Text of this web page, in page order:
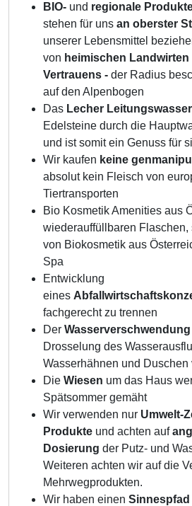
BIO- und regionale
stehen für uns an oberster
unserer Lebensmittel
von heimischen
Vertrauens - der Radius
auf den Alpenbogen
Das Lecher Leitungswasser
Edelsteine durch die
und ist somit ein Genuss für
Wir kaufen keine
absolut kein Fleisch von
Tiertransporten
Bio Kosmetik Amenities aus
wiederauffüllbaren Flaschen,
von Biokosmetik aus
Spa
Entwicklung
eines
fachgerecht zu trennen
Der Wasserverschwendung
Drosselung des
Wasserhähnen und Duschen
Die Wiesen um das Haus
Spätsommer gemäht
Wir verwenden nur Umwelt-
Produkte und achten auf
Dosierung der Putz- und
Weiteren achten wir auf die
Mehrwegprodukten.
Wir haben einen Sinnespfad